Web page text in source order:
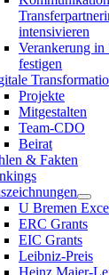
intensivieren
Verankerung in
festigen
Projekte
Mitgestalten
Team-CDO
Beirat
& Fakten
U Bremen
ERC Grants
EIC Grants
Leibniz-Preis
Heinz Maier-